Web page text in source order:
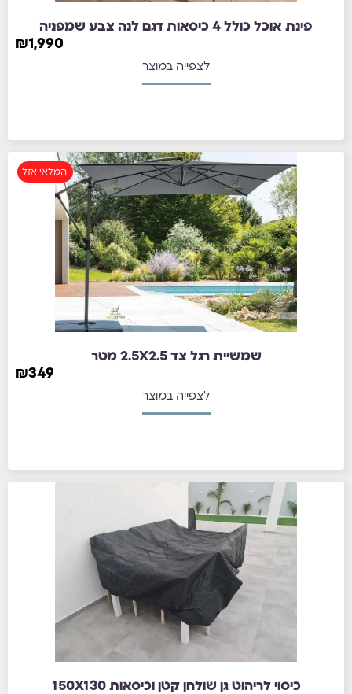
פינת אוכל כולל 4 כיסאות דגם לנה צבע שמפניה
₪1,990
לצפייה במוצר
המלאי אזל
שמשיית רגל צד 2.5X2.5 מטר
₪349
לצפייה במוצר
כיסוי לריהוט גן שולחן קטן וכיסאות 150X130